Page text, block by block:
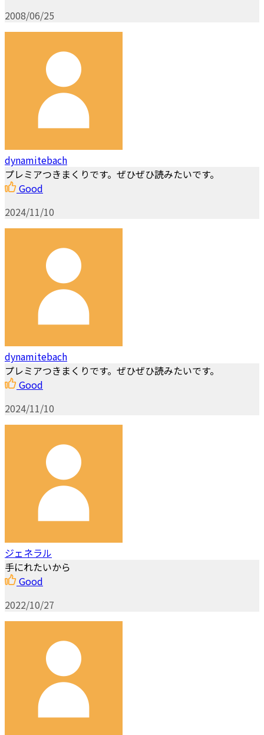
2008/06/25
dynamitebach
プレミアつきまくりです。ぜひぜひ読みたいです。
Good
2024/11/10
dynamitebach
プレミアつきまくりです。ぜひぜひ読みたいです。
Good
2024/11/10
ジェネラル
手にれたいから
Good
2022/10/27